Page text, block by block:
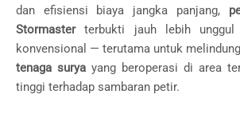
dan efisiensi biaya jangka panjang,
Stormasterterbukti jauh lebih unggul
konvensional — terutama untuk
tenaga surya yang beroperasi di area
tinggi terhadap sambaran petir.